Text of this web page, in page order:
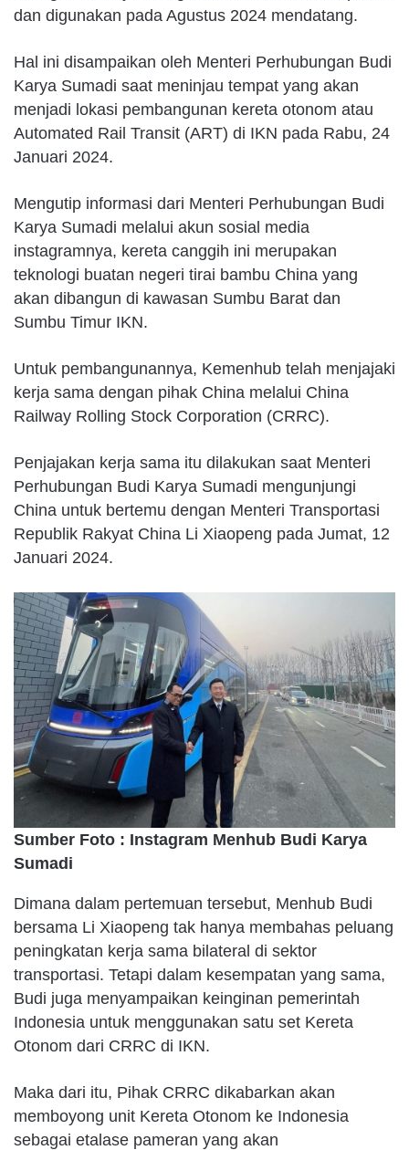
dan digunakan pada Agustus 2024 mendatang.
Hal ini disampaikan oleh Menteri Perhubungan Budi
Karya Sumadi saat meninjau tempat yang akan
menjadi lokasi pembangunan kereta otonom atau
Automated Rail Transit (ART) di IKN pada Rabu, 24
Januari 2024.
Mengutip informasi dari Menteri Perhubungan Budi
Karya Sumadi melalui akun sosial media
instagramnya, kereta canggih ini merupakan
teknologi buatan negeri tirai bambu China yang
akan dibangun di kawasan Sumbu Barat dan
Sumbu Timur IKN.
Untuk pembangunannya, Kemenhub telah menjajaki
kerja sama dengan pihak China melalui China
Railway Rolling Stock Corporation (CRRC).
Penjajakan kerja sama itu dilakukan saat Menteri
Perhubungan Budi Karya Sumadi mengunjungi
China untuk bertemu dengan Menteri Transportasi
Republik Rakyat China Li Xiaopeng pada Jumat, 12
Januari 2024.
Sumber Foto : Instagram Menhub Budi Karya
Sumadi
Dimana dalam pertemuan tersebut, Menhub Budi
bersama Li Xiaopeng tak hanya membahas peluang
peningkatan kerja sama bilateral di sektor
transportasi. Tetapi dalam kesempatan yang sama,
Budi juga menyampaikan keinginan pemerintah
Indonesia untuk menggunakan satu set Kereta
Otonom dari CRRC di IKN.
Maka dari itu, Pihak CRRC dikabarkan akan
memboyong unit Kereta Otonom ke Indonesia
sebagai etalase pameran yang akan